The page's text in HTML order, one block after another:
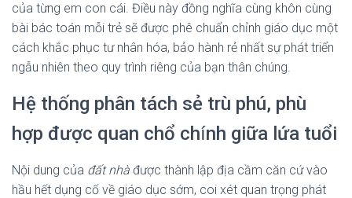
của từng em con cái. Điều này đồng nghĩa cùng khôn cùng
bài bác toán mỗi trẻ sẽ được phê chuẩn chỉnh giáo dục một
cách khắc phục tư nhân hóa, bảo hành rẻ nhất sự phát triển
ngẫu nhiên theo quy trình riêng của bạn thân chúng.
Hệ thống phân tách sẻ trù phú, phù
hợp được quan chổ chính giữa lứa tuổi
Nội dung của đất nhà được thành lập địa cầm căn cứ vào
hầu hết dụng cố về giáo dục sớm, coi xét quan trọng phát